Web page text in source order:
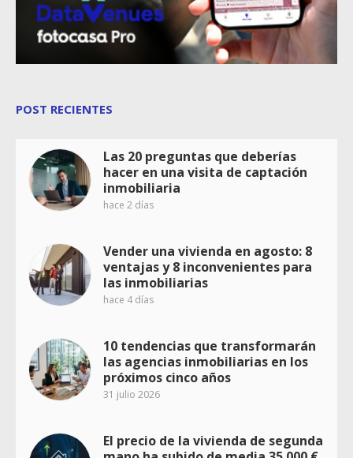
POST RECIENTES
Las 20 preguntas que deberías
hacer en una visita de captación
inmobiliaria
hace 2 días
Vender una vivienda en agosto: 8
ventajas y 8 inconvenientes para
las inmobiliarias
hace 4 días
10 tendencias que transformarán
las agencias inmobiliarias en los
próximos cinco años
31 julio 2026
El precio de la vivienda de segunda